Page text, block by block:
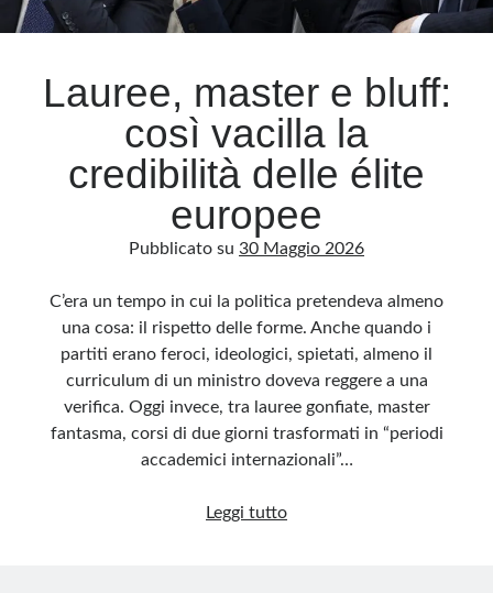
Archivio
Archivi
Categorie
senza alcuna periodicità. Non può pertanto considerarsi un prodotto editoriale ai
sensi della legge n· 62 del 7.03.2001. L’autore non è responsabile di quanto
pubblicato dai lettori nei commenti ai vari post. Saranno comunque cancellati quelli
ritenuti offensivi o lesivi dell’immagine o dell’onorabilità di terzi, di genere spam,
razzisti o che contengano dati personali non conformi al rispetto delle norme sulla
privacy. Alcune immagini inserite in questo blog sono tratte da Internet e, pertanto,
considerate di pubblico dominio. Qualora la loro pubblicazione violasse eventuali
diritti d’autore, vi invito a comunicarlo via e-mail a info[at]dinovalle.it e saranno
immediatamente rimosse. L’autore del blog non è responsabile dei siti collegati
tramite link né del loro contenuto, che può essere soggetto a variazioni nel tempo.
Lauree, master e bluff:
così vacilla la
credibilità delle élite
europee
Pubblicato su 30 Maggio 2026
C’era un tempo in cui la politica pretendeva almeno
una cosa: il rispetto delle forme. Anche quando i
partiti erano feroci, ideologici, spietati, almeno il
curriculum di un ministro doveva reggere a una
verifica. Oggi invece, tra lauree gonfiate, master
fantasma, corsi di due giorni trasformati in “periodi
accademici internazionali”…
Leggi tuttoLauree,